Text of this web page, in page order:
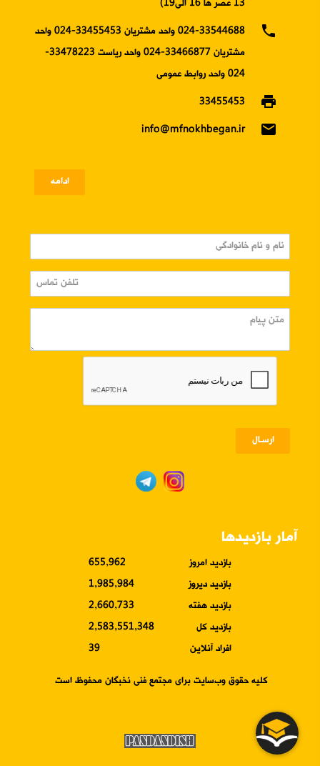
13 عصر ها 16 الی19)
phone
024-33544688 واحد مشتریان 33455453-024 واحد
مشتریان 33466877-024 واحد ریاست 33478223-
024 واحد روابط عمومی
print
33455453
email
info@mfnokhbegan.ir
ادامه
ارسـال
آمار بازدیدها
بازدید امروز
655,962
بازدید دیروز
1,985,984
بازدید هفته
2,660,733
بازدید کل
2,583,551,348
افراد آنلاین
39
کلیه حقوق وب‌سایت برای مجتمع فنی نخبگان محفوظ است